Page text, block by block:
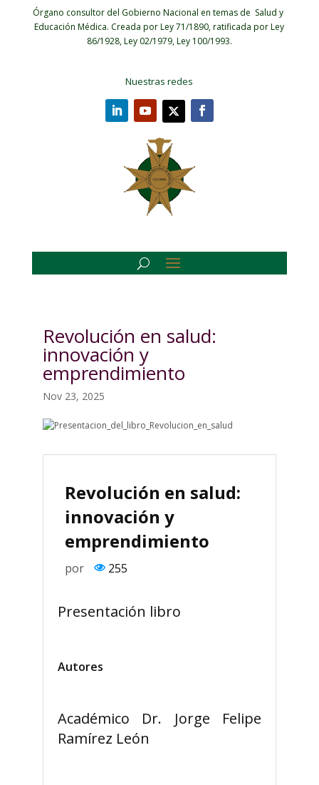
Órgano consultor del Gobierno Nacional en temas de Salud y
Educación Médica. Creada por Ley 71/1890, ratificada por Ley
86/1928, Ley 02/1979, Ley 100/1993.
Nuestras redes
Revolución en salud:
innovación y
emprendimiento
Nov 23, 2025
Revolución en salud:
innovación y
emprendimiento
por 255
Presentación libro
Autores
Académico Dr. Jorge Felipe
Ramírez León